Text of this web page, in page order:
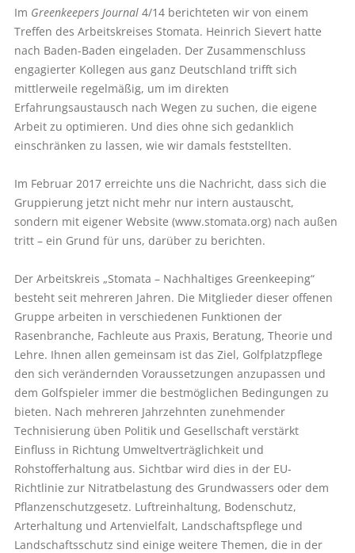
Im Greenkeepers Journal4/14 berichteten wir von einem
Treffen des Arbeitskreises Stomata. Heinrich Sievert hatte
nach Baden-Baden eingeladen. Der Zusammenschluss
engagierter Kollegen aus ganz Deutschland trifft sich
mittlerweile regelmäßig, um im direkten
Erfahrungsaustausch nach Wegen zu suchen, die eigene
Arbeit zu optimieren. Und dies ohne sich gedanklich
einschränken zu lassen, wie wir damals feststellten.
Im Februar 2017 erreichte uns die Nachricht, dass sich die
Gruppierung jetzt nicht mehr nur intern austauscht,
sondern mit eigener Website (www.stomata.org) nach außen
tritt – ein Grund für uns, darüber zu berichten.
Der Arbeitskreis „Stomata – Nachhaltiges Greenkeeping“
besteht seit mehreren Jahren. Die Mitglieder dieser offenen
Gruppe arbeiten in verschiedenen Funktionen der
Rasenbranche, Fachleute aus Praxis, Beratung, Theorie und
Lehre. Ihnen allen gemeinsam ist das Ziel, Golfplatzpflege
den sich verändernden Voraussetzungen anzupassen und
dem Golfspieler immer die bestmöglichen Bedingungen zu
bieten. Nach mehreren Jahrzehnten zunehmender
Technisierung üben Politik und Gesellschaft verstärkt
Einfluss in Richtung Umweltverträglichkeit und
Rohstofferhaltung aus. Sichtbar wird dies in der EU-
Richtlinie zur Nitratbelastung des Grundwassers oder dem
Pflanzenschutzgesetz. Luftreinhaltung, Bodenschutz,
Arterhaltung und Artenvielfalt, Landschaftspflege und
Landschaftsschutz sind einige weitere Themen, die in der